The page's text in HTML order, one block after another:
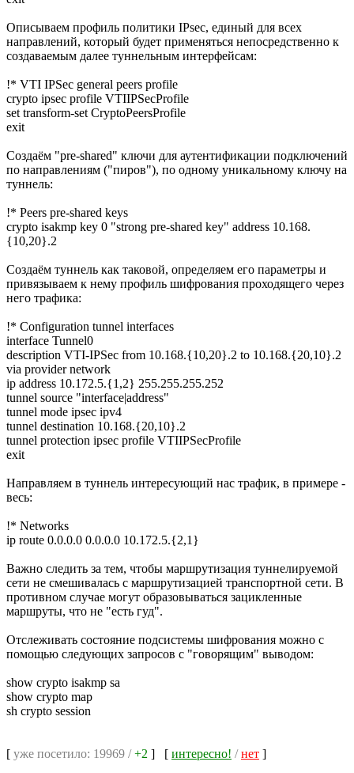
Описываем профиль политики IPsec, единый для всех
направлений, который будет применяться непосредственно к
создаваемым далее туннельным интерфейсам:
!* VTI IPSec general peers profile
crypto ipsec profile VTIIPSecProfile
set transform-set CryptoPeersProfile
exit
Создаём "pre-shared" ключи для аутентификации подключений
по направлениям ("пиров"), по одному уникальному ключу на
туннель:
!* Peers pre-shared keys
crypto isakmp key 0 "strong pre-shared key" address 10.168.
{10,20}.2
Создаём туннель как таковой, определяем его параметры и
привязываем к нему профиль шифрования проходящего через
него трафика:
!* Configuration tunnel interfaces
interface Tunnel0
description VTI-IPSec from 10.168.{10,20}.2 to 10.168.{20,10}.2
via provider network
ip address 10.172.5.{1,2} 255.255.255.252
tunnel source "interface|address"
tunnel mode ipsec ipv4
tunnel destination 10.168.{20,10}.2
tunnel protection ipsec profile VTIIPSecProfile
exit
Направляем в туннель интересующий нас трафик, в примере -
весь:
!* Networks
ip route 0.0.0.0 0.0.0.0 10.172.5.{2,1}
Важно следить за тем, чтобы маршрутизация туннелируемой
сети не смешивалась с маршрутизацией транспортной сети. В
противном случае могут образовываться зацикленные
маршруты, что не "есть гуд".
Отслеживать состояние подсистемы шифрования можно с
помощью следующих запросов с "говорящим" выводом:
show crypto isakmp sa
show crypto map
sh crypto session
[ уже посетило: 19969 /+2 ] [ интересно! /нет ]